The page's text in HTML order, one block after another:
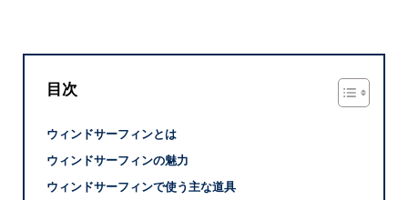
目次
ウィンドサーフィンとは
ウィンドサーフィンの魅力
ウィンドサーフィンで使う主な道具